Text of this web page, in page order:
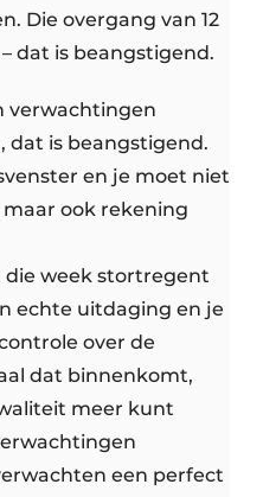
Die overgang van 12
dat is beangstigend.
verwachtingen
dat is beangstigend.
en je moet niet
ook rekening
die week stortregent
echte uitdaging en je
over de
dat binnenkomt,
meer kunt
een perfect